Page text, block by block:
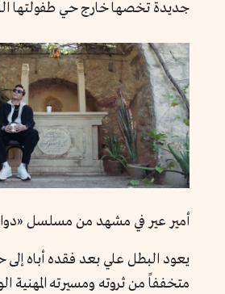
جديدة تخصها خارج حي طفولتها
أمير عير في مشهد من مسلسل
يعود البطل علي بعد فقده أباه إلى
متخففاً من ثروته ومسيرته المهنية